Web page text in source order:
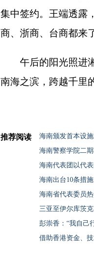
集中签约。王端透露
商、浙商、台商都来了
午后的阳光照进湘
南海之滨，跨越千里
推荐阅读
海南颁发首本设
海南警察学院二
海南代表团以代
海南出台10条措
海南省代表委员
三亚至伊尔库茨
彭崇香：“我自己
借助香港资金、